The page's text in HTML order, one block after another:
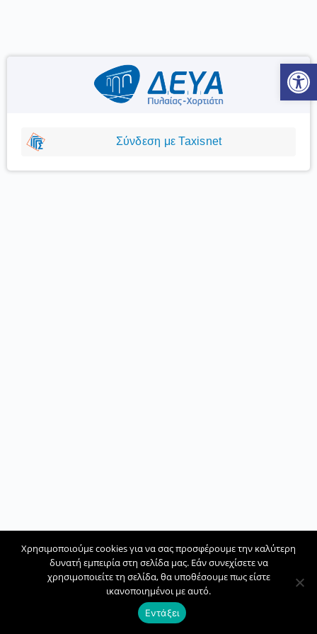
Σύνδεση με Taxisnet
Χρησιμοποιούμε cookies για να σας προσφέρουμε την καλύτερη
δυνατή εμπειρία στη σελίδα μας. Εάν συνεχίσετε να
χρησιμοποιείτε τη σελίδα, θα υποθέσουμε πως είστε
ικανοποιημένοι με αυτό.
Εντάξει